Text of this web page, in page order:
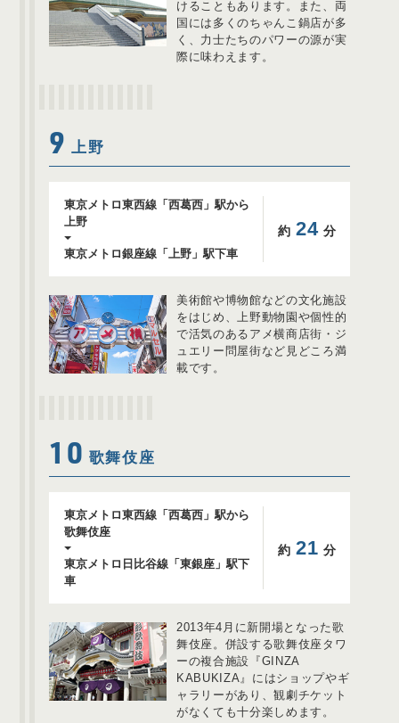
けることもあります。また、両
国には多くのちゃんこ鍋店が多
く、力士たちのパワーの源が実
際に味わえます。
9 上野
東京メトロ東西線「西葛西」駅から
上野
東京メトロ銀座線「上野」駅下車
約 24 分
美術館や博物館などの文化施設
をはじめ、上野動物園や個性的
で活気のあるアメ横商店街・ジ
ュエリー問屋街など見どころ満
載です。
10 歌舞伎座
東京メトロ東西線「西葛西」駅から
歌舞伎座
東京メトロ日比谷線「東銀座」駅下
車
約 21 分
2013年4月に新開場となった歌
舞伎座。併設する歌舞伎座タワ
ーの複合施設『GINZA
KABUKIZA』にはショップやギ
ャラリーがあり、観劇チケット
がなくても十分楽しめます。